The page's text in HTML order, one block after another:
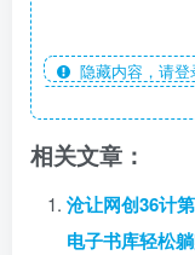
隐藏内容，请
相关文章：
沧让网创36计
电子书库轻松